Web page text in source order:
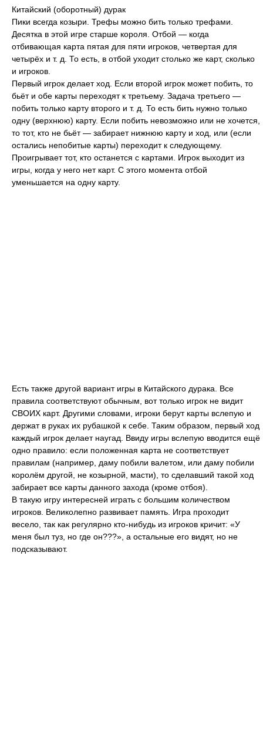
Китайский (оборотный) дурак
Пики всегда козыри. Трефы можно бить только трефами.
Десятка в этой игре старше короля. Отбой — когда
отбивающая карта пятая для пяти игроков, четвертая для
четырёх и т. д. То есть, в отбой уходит столько же карт, сколько
и игроков.
Первый игрок делает ход. Если второй игрок может побить, то
бьёт и обе карты переходят к третьему. Задача третьего —
побить только карту второго и т. д. То есть бить нужно только
одну (верхнюю) карту. Если побить невозможно или не хочется,
то тот, кто не бьёт — забирает нижнюю карту и ход, или (если
остались непобитые карты) переходит к следующему.
Проигрывает тот, кто останется с картами. Игрок выходит из
игры, когда у него нет карт. С этого момента отбой
уменьшается на одну карту.
Есть также другой вариант игры в Китайского дурака. Все
правила соответствуют обычным, вот только игрок не видит
СВОИХ карт. Другими словами, игроки берут карты вслепую и
держат в руках их рубашкой к себе. Таким образом, первый ход
каждый игрок делает наугад. Ввиду игры вслепую вводится ещё
одно правило: если положенная карта не соответствует
правилам (например, даму побили валетом, или даму побили
королём другой, не козырной, масти), то сделавший такой ход
забирает все карты данного захода (кроме отбоя).
В такую игру интересней играть с большим количеством
игроков. Великолепно развивает память. Игра проходит
весело, так как регулярно кто-нибудь из игроков кричит: «У
меня был туз, но где он???», а остальные его видят, но не
подсказывают.